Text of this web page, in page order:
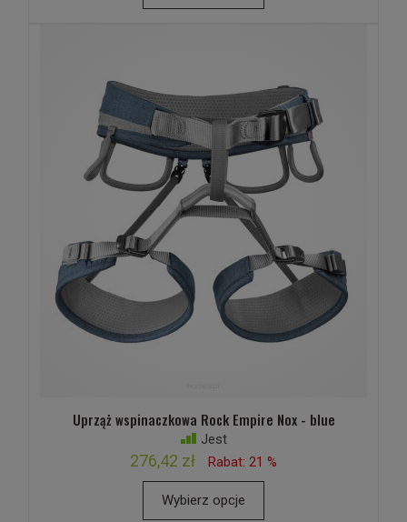
Uprząż wspinaczkowa Rock Empire Nox - blue
Jest
276,42 zł Rabat: 21 %
Wybierz opcje